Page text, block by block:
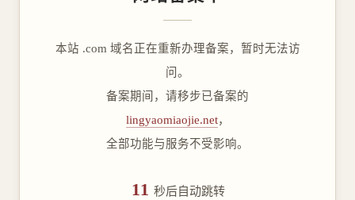
本站 .com 域名正在重新办理备案，暂时无法访
问。
备案期间，请移步已备案的
lingyaomiaojie.net，
全部功能与服务不受影响。
11 秒后自动跳转